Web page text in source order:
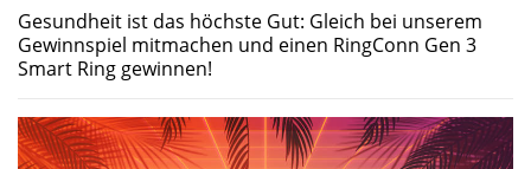
Gesundheit ist das höchste Gut: Gleich bei unserem
Gewinnspiel mitmachen und einen RingConn Gen 3
Smart Ring gewinnen!